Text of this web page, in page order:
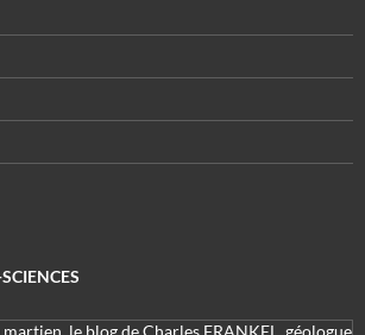
le blog de Charles FRANKEL, géologue